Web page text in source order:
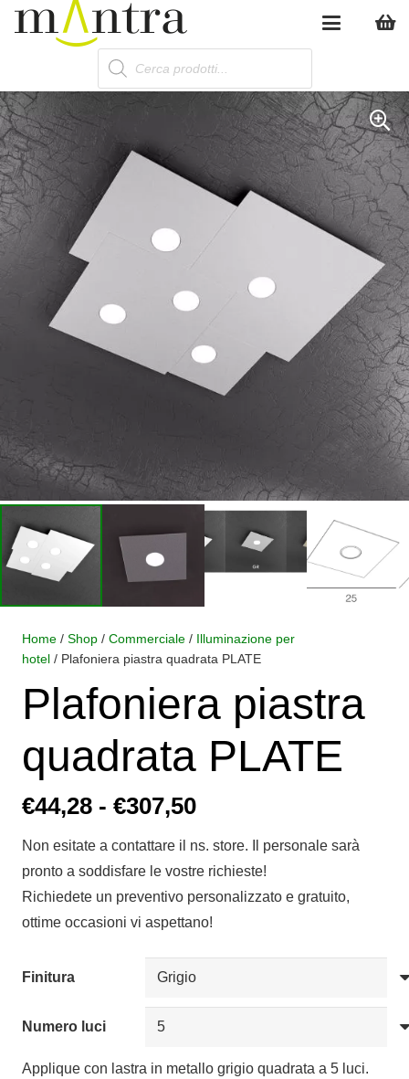
Products
search
Home / Shop / Commerciale / Illuminazione per
hotel / Plafoniera piastra quadrata PLATE
Plafoniera piastra
quadrata PLATE
€44,28 - €307,50Fascia
prezzo:
da
€44,28
a
€307,50
Non esitate a contattare il ns. store. Il personale sarà
pronto a soddisfare le vostre richieste!
Richiedete un preventivo personalizzato e gratuito,
ottime occasioni vi aspettano!
Finitura
Numero luci
Applique con lastra in metallo grigio quadrata a 5 luci.